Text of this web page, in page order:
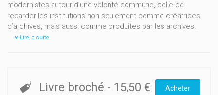
modernistes autour d’une volonté commune, celle de
regarder les institutions non seulement comme créatrices
d’archives, mais aussi comme produites par les archives.
Lire la suite
Livre broché - 15,50 € Acheter